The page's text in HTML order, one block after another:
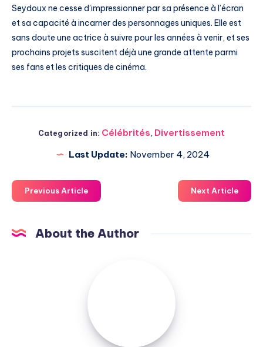
Seydoux ne cesse d’impressionner par sa présence à l’écran
et sa capacité à incarner des personnages uniques. Elle est
sans doute une actrice à suivre pour les années à venir, et ses
prochains projets suscitent déjà une grande attente parmi
ses fans et les critiques de cinéma.
Categorized in: Célébrités, Divertissement
Last Update: November 4, 2024
Previous Article Next Article
About the Author